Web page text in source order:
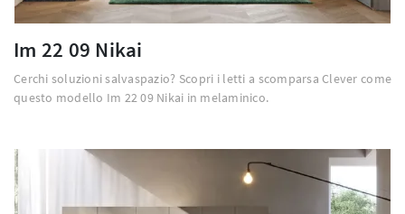
Im 22 09 Nikai
Cerchi soluzioni salvaspazio? Scopri i letti a scomparsa Clever come
questo modello Im 22 09 Nikai in melaminico.